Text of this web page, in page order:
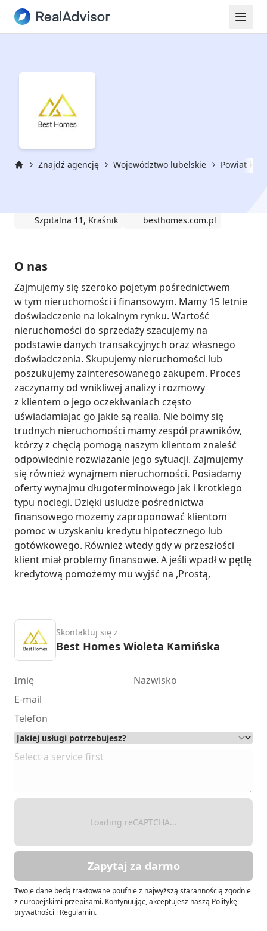
Znajdź agencję Województwo lubelskie Powiat
Szpitalna 11, Kraśnik besthomes.com.pl
O nas
Zajmujemy się szeroko pojetym pośrednictwem
w tym nieruchomości i finansowym. Mamy 15 letnie
doświadczenie na lokalnym rynku. Wartość
nieruchomości do sprzedaży szacujemy na
podstawie danych transakcyjnych oraz własnego
doświadczenia. Skupujemy nieruchomości lub
poszukujemy zainteresowanego zakupem. Proces
zaczynamy od wnikliwej analizy i rozmowy
z klientem o jego oczekiwaniach często
uświadamiajac go jakie są realia. Nie boimy się
trudnych nieruchomości mamy zespół prawników,
którzy z chęcią pomogą naszym klientom znaleść
odpowiednie rozwiazanie jego sytuacji. Zajmujemy
się również wynajmem nieruchomości. Posiadamy
oferty wynajmu długoterminowego jak i krotkiego
typu noclegi. Dzięki usludze pośrednictwa
finansowego mozemy zaproponować klientom
pomoc w uzyskaniu kredytu hipotecznego lub
gotówkowego. Również wtedy gdy w przeszłości
klient miał problemy finansowe. A jeśli wpadł w pętlę
kredytową pomożemy mu wyjść na ,Prostą,
Skontaktuj się z
Best Homes Wioleta Kamińska
Loading reCAPTCHA...
Zapytaj za darmo
Twoje dane będą traktowane poufnie z najwyższą starannością zgodnie
z europejskimi przepisami. Kontynuując, akceptujesz naszą Politykę
prywatności i Regulamin.